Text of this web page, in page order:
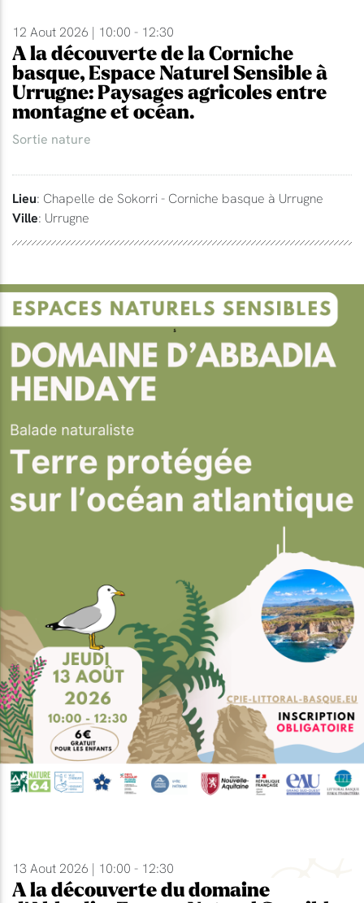
12 Aout 2026 | 10:00 - 12:30
A la découverte de la Corniche
basque, Espace Naturel Sensible à
Urrugne: Paysages agricoles entre
montagne et océan.
Sortie nature
Lieu: Chapelle de Sokorri - Corniche basque à Urrugne
Ville: Urrugne
13 Aout 2026 | 10:00 - 12:30
A la découverte du domaine